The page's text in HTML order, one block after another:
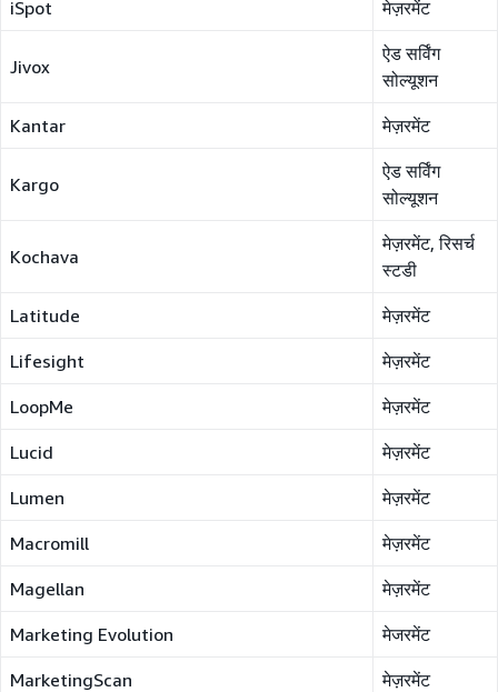
iSpot मेज़रमेंट
Jivox
ऐड सर्विंग
सोल्यूशन
Kantar मेज़रमेंट
Kargo
ऐड सर्विंग
सोल्यूशन
Kochava
मेज़रमेंट, रिसर्च
स्टडी
Latitude मेज़रमेंट
Lifesight मेज़रमेंट
LoopMe मेज़रमेंट
Lucid मेज़रमेंट
Lumen मेज़रमेंट
Macromill मेज़रमेंट
Magellan मेज़रमेंट
Marketing Evolution मेजरमेंट
MarketingScan मेज़रमेंट